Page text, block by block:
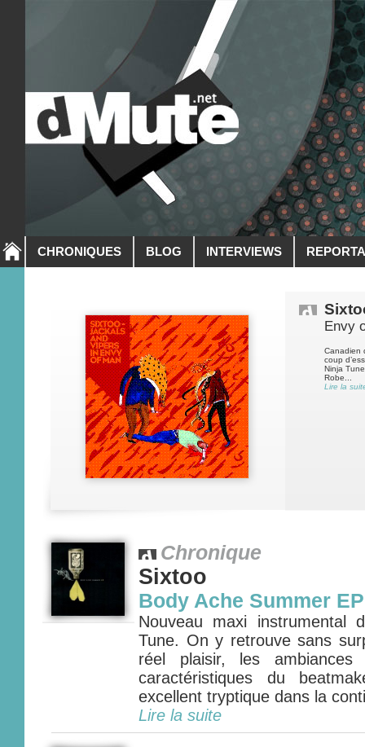
CHRONIQUES BLOG INTERVIEWS
Envy
Canadien
coup
Ninja
Robe...
Lire la
Chronique
Sixtoo
Body Ache Summer EP
Nouveau maxi instrumental
Tune. On y retrouve sans
réel plaisir, les
caractéristiques du
excellent tryptique dans la
Lire la suite